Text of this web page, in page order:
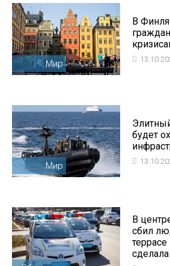
Мир
В
Мир
будет
В
сбил
сделала